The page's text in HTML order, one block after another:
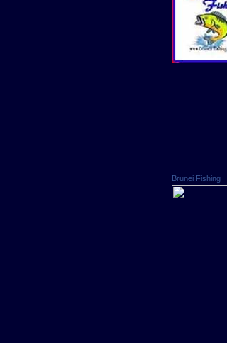
Brunei Fishing